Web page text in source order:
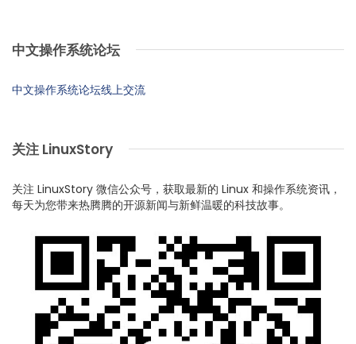
中文操作系统论坛
中文操作系统论坛线上交流
关注 LinuxStory
关注 LinuxStory 微信公众号，获取最新的 Linux 和操作系统资讯，
每天为您带来热腾腾的开源新闻与新鲜温暖的科技故事。